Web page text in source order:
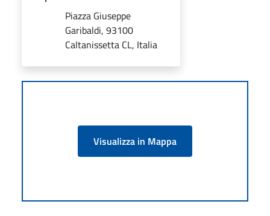
Piazza Giuseppe
Garibaldi, 93100
Caltanissetta CL, Italia
Visualizza in Mappa